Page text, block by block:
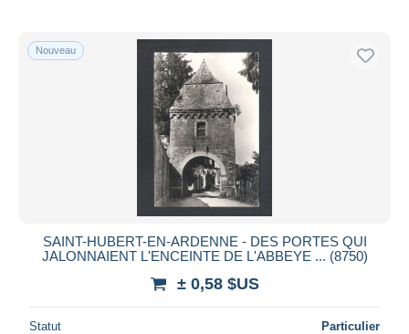
Nouveau
SAINT-HUBERT-EN-ARDENNE - DES PORTES QUI
JALONNAIENT L'ENCEINTE DE L'ABBEYE ... (8750)
± 0,58 $US
Statut Particulier